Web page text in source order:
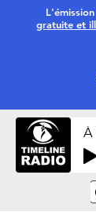
gratuite et